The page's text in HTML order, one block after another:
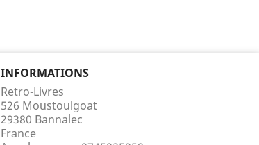
INFORMATIONS
Retro-Livres
526 Moustoulgoat
29380 Bannalec
France